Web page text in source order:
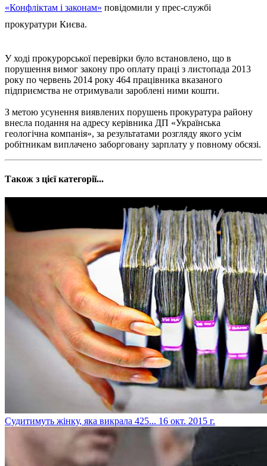
«Конфліктам і законам» повідомили у прес-службі
прокуратури Києва.
У ході прокурорської перевірки було встановлено, що в
порушення вимог закону про оплату праці з листопада 2013
року по червень 2014 року 464 працівника вказаного
підприємства не отримували зароблені ними кошти.
З метою усунення виявлених порушень прокуратура району
внесла подання на адресу керівника ДП «Українська
геологічна компанія», за результатами розгляду якого усім
робітникам виплачено заборговану зарплату у повному обсязі.
Також з цієї категорії...
Судитимуть жінку, яка викрала 425... 16 окт. 2015 г.